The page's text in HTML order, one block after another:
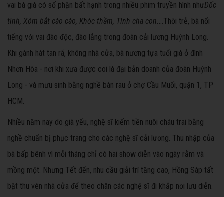
vai bà già có số phận bất hạnh trong nhiều phim truyền hình nhưDốc
tình, Xóm bắt cào cào, Khóc thầm, Tình cha con....Thời trẻ, bà nổi
tiếng với vai đào độc, đào lẳng trong đoàn cải lương Huỳnh Long.
Khi gánh hát tan rã, không nhà cửa, bà nương tựa tuổi già ở đình
Nhơn Hòa - nơi khi xưa được coi là đại bản doanh của đoàn Huỳnh
Long - và mưu sinh bằng nghề bán rau ở chợ Cầu Muối, quận 1, TP
HCM.
Nhiều năm nay do già yếu, nghệ sĩ kiếm tiền nuôi cháu trai bằng
nghề chuẩn bị phục trang cho các nghệ sĩ cải lương. Thu nhập của
bà bấp bênh vì mỗi tháng chỉ có hai show diễn vào ngày rằm và
mồng một. Nhưng Tết đến, nhu cầu giải trí tăng cao, Hồng Sáp tất
bật thu vén nhà cửa để theo chân các nghệ sĩ đi khắp nơi lưu diễn.